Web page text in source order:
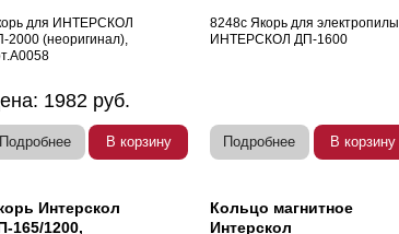
для ИНТЕРСКОЛ
2000 (неоригинал),
1982 руб.
Подробнее В корзину
8248с Якорь для электропилы
ИНТЕРСКОЛ ДП-1600
Подробнее В корзину
Интерскол
165/1200,
Кольцо магнитное
Интерскол